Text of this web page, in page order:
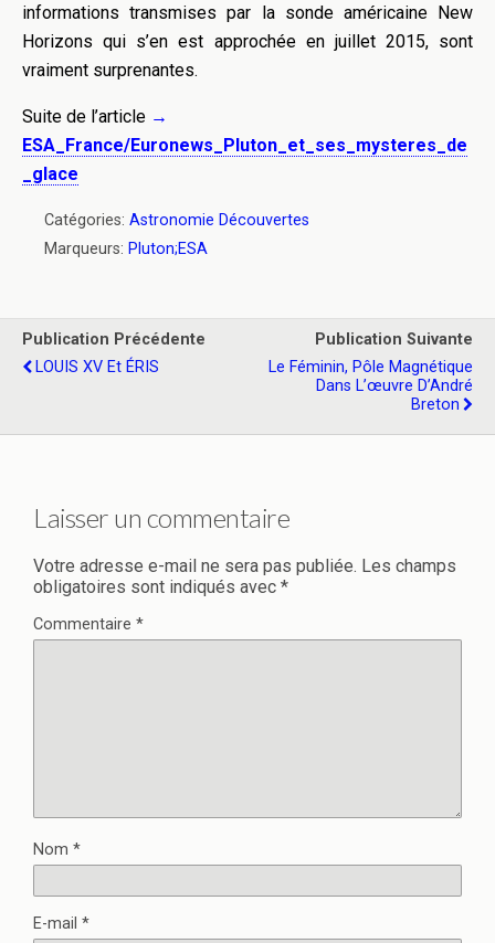
informations transmises par la sonde américaine New
Horizons qui s’en est approchée en juillet 2015, sont
vraiment surprenantes.
Suite de l’article →
ESA_France/Euronews_Pluton_et_ses_mysteres_de
_glace
Catégories: Astronomie Découvertes
Marqueurs: Pluton;ESA
Publication Précédente
LOUIS XV Et ÉRIS
Publication Suivante
Le Féminin, Pôle Magnétique
Dans L’œuvre D’André
Breton
Laisser un commentaire
Votre adresse e-mail ne sera pas publiée. Les champs
obligatoires sont indiqués avec *
Commentaire *
Nom *
E-mail *